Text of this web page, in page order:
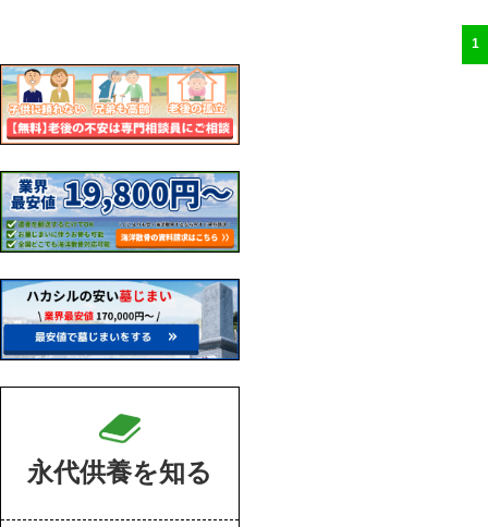
1
永代供養を知る